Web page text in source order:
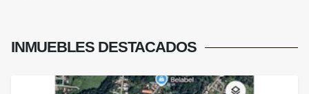
INMUEBLES DESTACADOS